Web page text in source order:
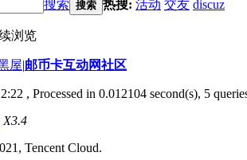
搜索 搜索 热搜: 活动 交友 discuz
浏览
屋|邮币卡互动网社区
, Processed in 0.012104 second(s), 5
X3.4
Tencent Cloud.